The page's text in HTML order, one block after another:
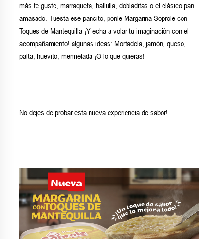
más te guste, marraqueta, hallulla, dobladitas o el clásico pan
amasado. Tuesta ese pancito, ponle Margarina Soprole con
Toques de Mantequilla ¡Y echa a volar tu imaginación con el
acompañamiento! algunas ideas: Mortadela, jamón, queso,
palta, huevito, mermelada ¡O lo que quieras!
No dejes de probar esta nueva experiencia de sabor!